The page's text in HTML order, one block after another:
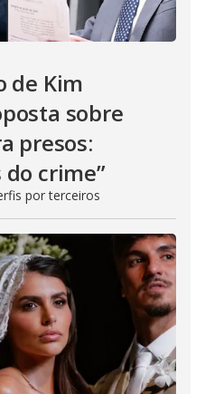
de Kim
sobre
presos:
crime”
por terceiros